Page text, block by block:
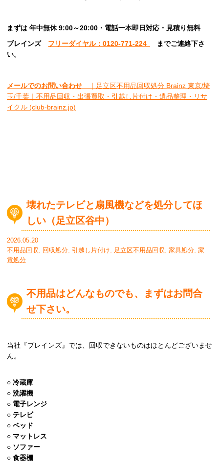
まずは 年中無休 9:00～20:00・電話一本即日対応・見積り無料
ブレインズ フリーダイヤル：0120-771-224 までご連絡下さ
い。
メールでのお問い合わせ
｜足立区不用品回収処分 Brainz 東京/埼
玉/千葉｜不用品回収・出張買取・引越し片付け・遺品整理・リサ
イクル (club-brainz.jp)
壊れたテレビと扇風機などを処分してほ
しい（足立区谷中）
2026.05.20
不用品回収, 回収処分, 引越し片付け, 足立区不用品回収, 家具処分, 家
電処分
不用品はどんなものでも、まずはお問合
せ下さい。
当社『ブレインズ』では、回収できないものはほとんどございませ
ん。
○ 冷蔵庫
○ 洗濯機
○ 電子レンジ
○ テレビ
○ ベッド
○ マットレス
○ ソファー
○ 食器棚